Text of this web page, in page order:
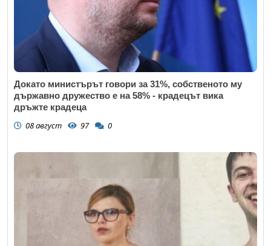
Докато министърът говори за 31%, собственото му
държавно дружество е на 58% - крадецът вика
дръжте крадеца
08 август 97 0